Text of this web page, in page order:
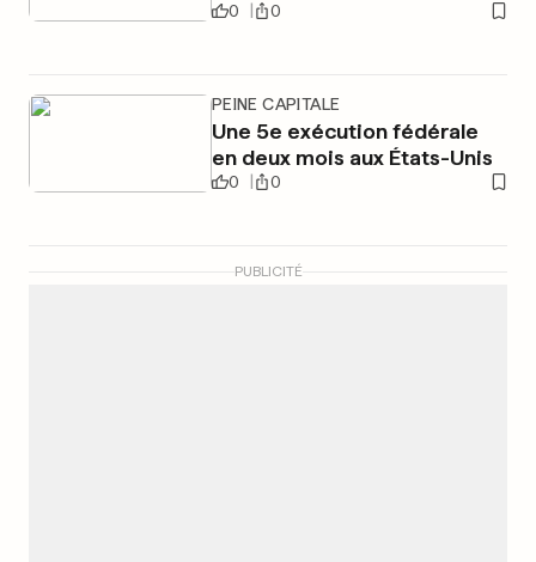
0 0
PEINE CAPITALE
Une 5e exécution fédérale
en deux mois aux États-Unis
0 0
PUBLICITÉ